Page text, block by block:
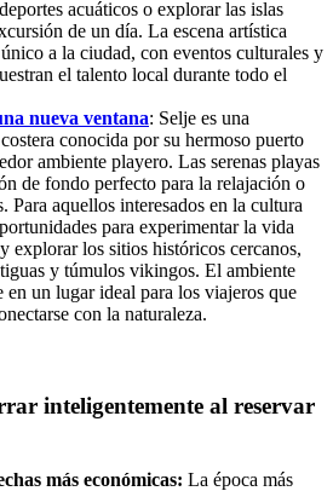
acuáticos o explorar las islas
de un día. La escena artística
a la ciudad, con eventos culturales y
el talento local durante todo el
nueva ventana: Selje es una
conocida por su hermoso puerto
ambiente playero. Las serenas playas
de fondo perfecto para la relajación o
Para aquellos interesados en la cultura
para experimentar la vida
explorar los sitios históricos cercanos,
y túmulos vikingos. El ambiente
en un lugar ideal para los viajeros que
con la naturaleza.
inteligentemente al reservar
más económicas: La época más